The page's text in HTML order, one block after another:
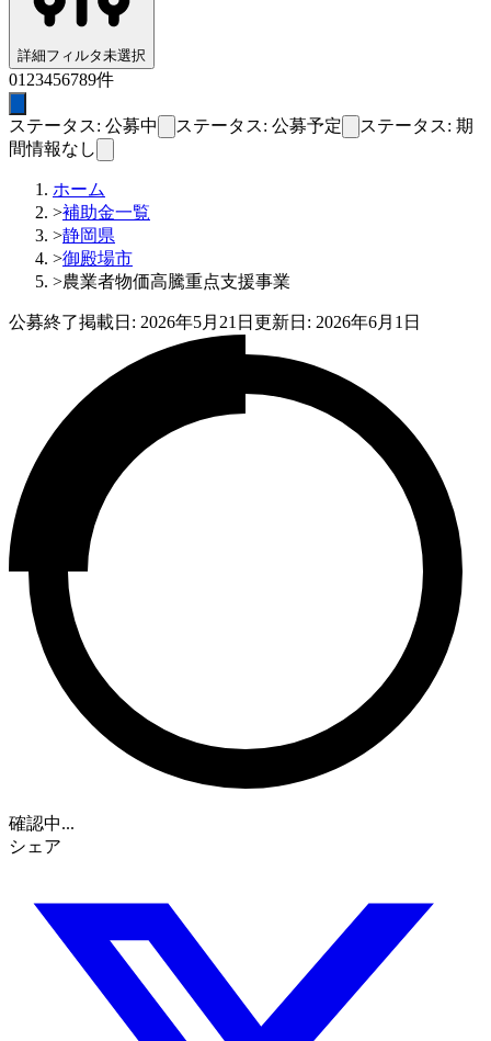
詳細フィルタ未選択
01 23456789件
ステータス: 公募中 ステータス: 公募予定
ステータス: 期
間情報なし
ホーム
>補助金一覧
>静岡県
>御殿場市
>農業者物価高騰重点支援事業
公募終了掲載日: 2026年5月21日 更新日: 2026年6月1日
確認中...
シェア